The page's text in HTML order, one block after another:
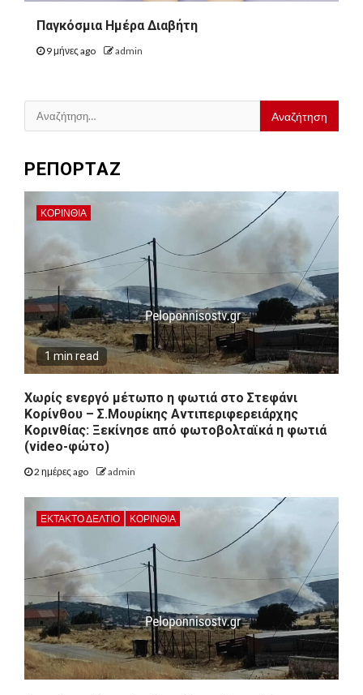
Παγκόσμια Ημέρα Διαβήτη
9 μήνες ago admin
Αναζήτηση
για:
ΡΕΠΟΡΤΑΖ
ΚΟΡΙΝΘΊΑ
1 min read
Χωρίς ενεργό μέτωπο η φωτιά στο Στεφάνι
Κορίνθου – Σ.Μουρίκης Αντιπεριφερειάρχης
Κορινθίας: Ξεκίνησε από φωτοβολταϊκά η φωτιά
(video-φώτο)
2 ημέρες ago admin
ΕΚΤΑΚΤΟ ΔΕΛΤΙΟ ΚΟΡΙΝΘΊΑ